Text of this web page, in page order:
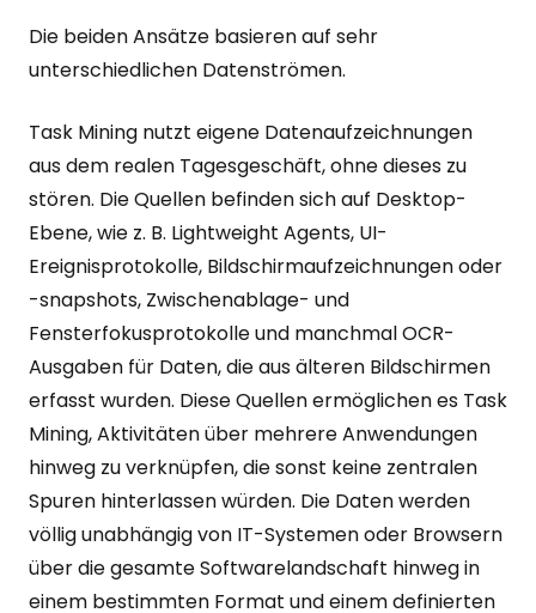
Die beiden Ansätze basieren auf sehr
unterschiedlichen Datenströmen.
Task Mining nutzt eigene Datenaufzeichnungen
aus dem realen Tagesgeschäft, ohne dieses zu
stören. Die Quellen befinden sich auf Desktop-
Ebene, wie z. B. Lightweight Agents, UI-
Ereignisprotokolle, Bildschirmaufzeichnungen oder
-snapshots, Zwischenablage- und
Fensterfokusprotokolle und manchmal OCR-
Ausgaben für Daten, die aus älteren Bildschirmen
erfasst wurden. Diese Quellen ermöglichen es Task
Mining, Aktivitäten über mehrere Anwendungen
hinweg zu verknüpfen, die sonst keine zentralen
Spuren hinterlassen würden. Die Daten werden
völlig unabhängig von IT-Systemen oder Browsern
über die gesamte Softwarelandschaft hinweg in
einem bestimmten Format und einem definierten